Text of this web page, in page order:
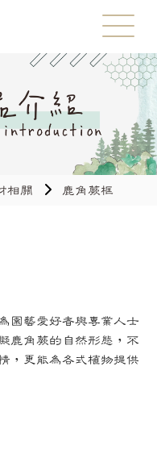
相關 鹿角蕨框
園藝愛好者與專業人士
鹿角蕨的自然形態，不
，更能為各式植物提供